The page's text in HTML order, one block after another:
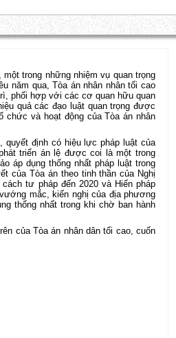
trong những nhiệm vụ quan trọng
năm qua, Tòa án nhân nhân tối cao
phối hợp với các cơ quan hữu quan
quả các đạo luật quan trọng được
chức và hoạt động của Tòa án nhân
định có hiệu lực pháp luật của
triển án lệ được coi là một trong
áp dụng thống nhất pháp luật trong
của Tòa án theo tinh thần của Nghị
tư pháp đến 2020 và Hiến pháp
mắc, kiến nghị của địa phương
thống nhất trong khi chờ ban hành
của Tòa án nhân dân tối cao, cuốn